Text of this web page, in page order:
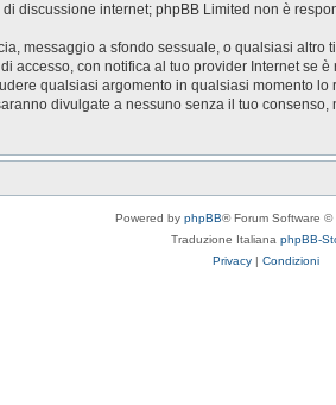
discussione internet; phpBB Limited non è
messaggio a sfondo sessuale, o qualsiasi
accesso, con notifica al tuo provider Internet
qualsiasi argomento in qualsiasi
divulgate a nessuno senza il tuo
Powered by phpBB® Forum Software ©
Traduzione Italiana phpBB-
Privacy | Condizioni